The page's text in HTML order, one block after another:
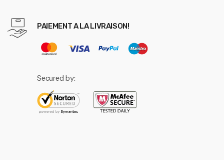
PAIEMENT A LA LIVRAISON!
Secured by: